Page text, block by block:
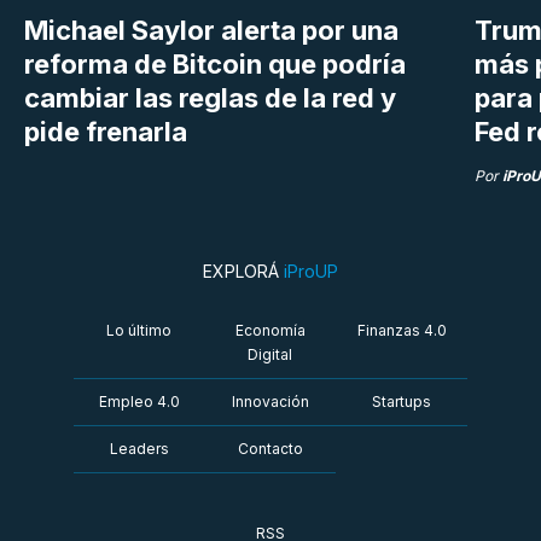
Michael Saylor alerta por una
reforma de Bitcoin que podría
cambiar las reglas de la red y
pide frenarla
más
para
Fed
Por
EXPLORÁ iProUP
Lo último
Economía
Digital
Finanzas 4.0
Empleo 4.0 Innovación Startups
Leaders Contacto
RSS